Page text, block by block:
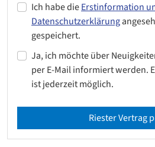
Ich habe dieErstinformation
Datenschutzerklärung
gespeichert.
Ja, ich möchte über
per E-Mail informiert werden.
ist jederzeit möglich.
Riester Vertrag